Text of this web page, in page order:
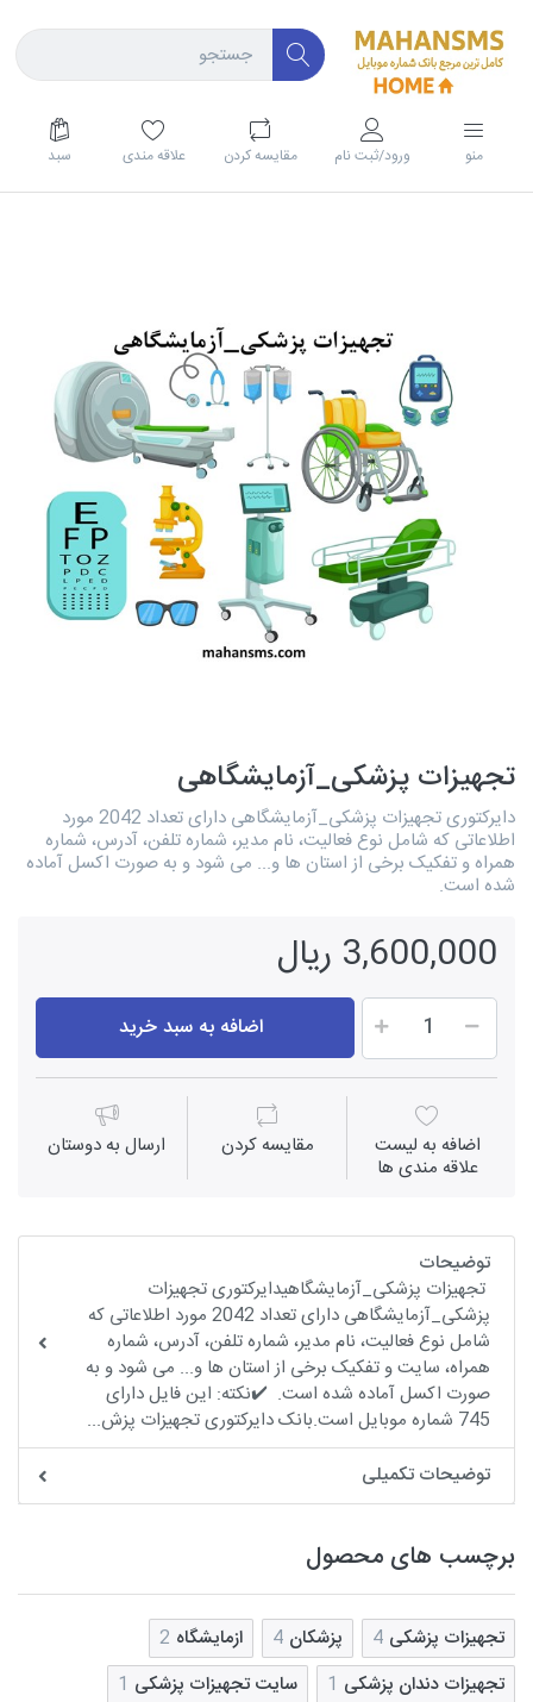
منو ورود/ثبت نام مقايسه كردن علاقه مندی سبد
تجهیزات پزشکی_آزمایشگاهی
دایرکتوری تجهیزات پزشکی_آزمایشگاهی دارای تعداد 2042 مورد
اطلاعاتی که شامل نوع فعالیت، نام مدیر، شماره تلفن، آدرس، شماره
همراه و تفکیک برخی از استان ها و... می شود و به صورت اکسل آماده
شده است.
3,600,000 ریال
اضافه به سبد خرید
اضافه به لیست
علاقه مندی ها
مقايسه كردن ارسال به دوستان
توضیحات
تجهیزات پزشکی_آزمایشگاهیدایرکتوری تجهیزات
پزشکی_آزمایشگاهی دارای تعداد 2042 مورد اطلاعاتی که
شامل نوع فعالیت، نام مدیر، شماره تلفن، آدرس، شماره
همراه، سایت و تفکیک برخی از استان ها و... می شود و به
صورت اکسل آماده شده است. ✔️نکته: این فایل دارای
745 شماره موبایل است.بانک دایرکتوری تجهیزات پزش...
توضیحات تکمیلی
برچسب های محصول
تجهیزات پزشکی 4 پزشکان 4 ازمایشگاه 2
تجهیزات دندان پزشکی 1 سایت تجهیزات پزشکی 1